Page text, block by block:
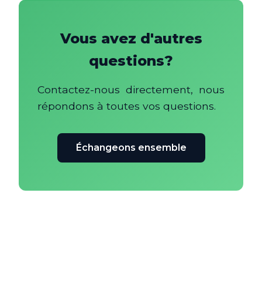
Vous avez d'autres
questions?
Contactez-nous directement, nous
répondons à toutes vos questions.
Échangeons ensemble